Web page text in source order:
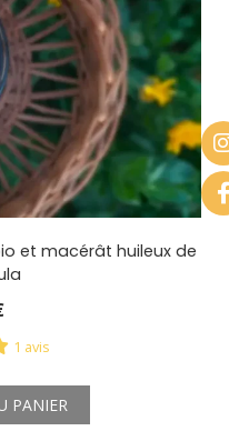
et macérât huileux de
1 avis
PANIER